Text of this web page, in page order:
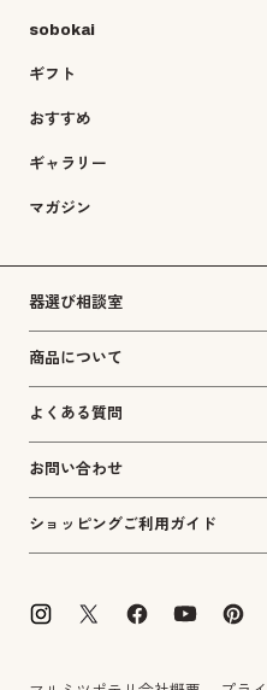
sobokai
ギフト
おすすめ
ギャラリー
マガジン
器選び相談室
商品について
よくある質問
お問い合わせ
ショッピングご利用ガイド